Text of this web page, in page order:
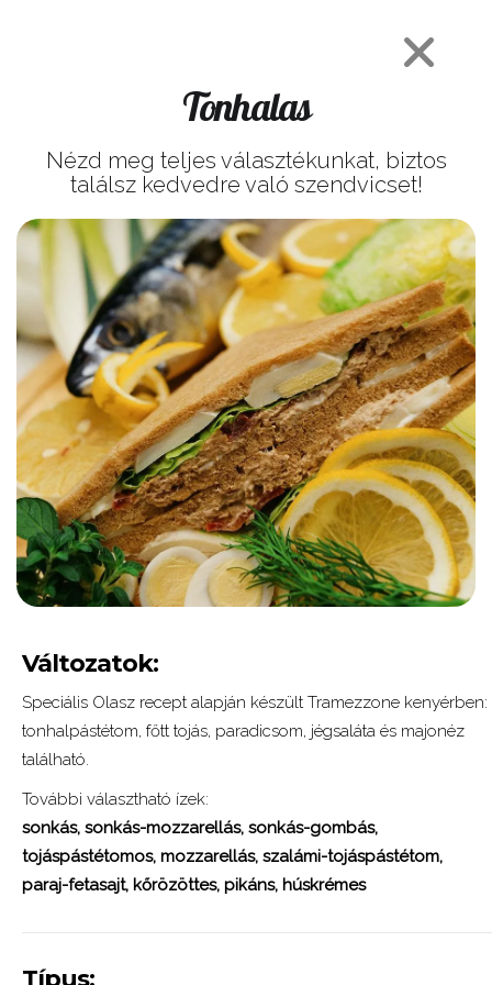
Tonhalas
Nézd meg teljes választékunkat, biztos
találsz kedvedre való szendvicset!
Változatok:
Speciális Olasz recept alapján készült Tramezzone kenyérben:
tonhalpástétom, főtt tojás, paradicsom, jégsaláta és majonéz
található.
További választható ízek:
sonkás, sonkás-mozzarellás, sonkás-gombás,
tojáspástétomos, mozzarellás, szalámi-tojáspástétom,
paraj-fetasajt, kőrözöttes, pikáns, húskrémes